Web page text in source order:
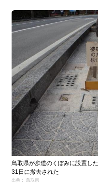
鳥取県が歩道のくぼみに設置し
31日に撤去された
出典： 鳥取県